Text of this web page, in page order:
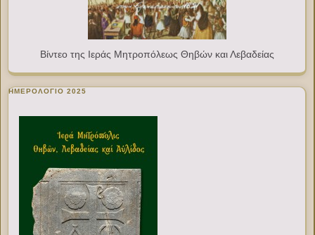
Βίντεο της Ιεράς Μητροπόλεως Θηβών και Λεβαδείας
ΗΜΕΡΟΛΟΓΙΟ 2025